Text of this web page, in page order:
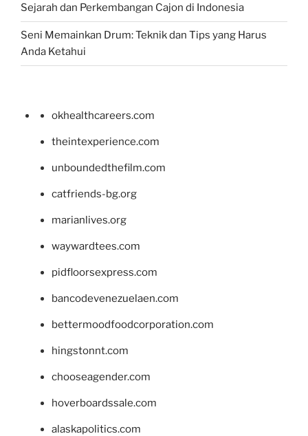
Sejarah dan Perkembangan Cajon di Indonesia
Seni Memainkan Drum: Teknik dan Tips yang Harus
Anda Ketahui
okhealthcareers.com
theintexperience.com
unboundedthefilm.com
catfriends-bg.org
marianlives.org
waywardtees.com
pidfloorsexpress.com
bancodevenezuelaen.com
bettermoodfoodcorporation.com
hingstonnt.com
chooseagender.com
hoverboardssale.com
alaskapolitics.com